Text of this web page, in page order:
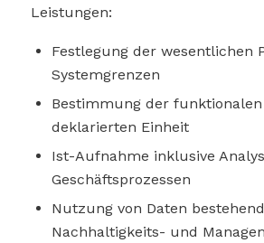
Leistungen:
Festlegung der wesentlichen
Systemgrenzen
Bestimmung der
deklarierten Einheit
Ist-Aufnahme inklusive
Geschäftsprozessen
Nutzung von Daten
Nachhaltigkeits- und